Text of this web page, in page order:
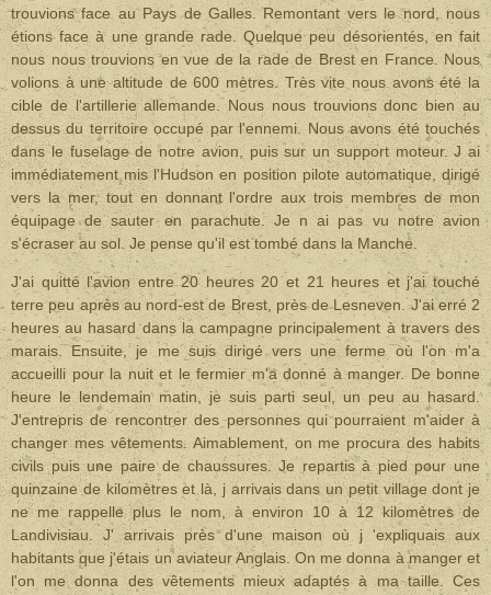
trouvions face au Pays de Galles. Remontant vers le nord, nous
étions face à une grande rade. Quelque peu désorientés, en fait
nous nous trouvions en vue de la rade de Brest en France. Nous
volions à une altitude de 600 mètres. Très vite nous avons été la
cible de l'artillerie allemande. Nous nous trouvions donc bien au
dessus du territoire occupé par l'ennemi. Nous avons été touchés
dans le fuselage de notre avion, puis sur un support moteur. J ai
immédiatement mis l'Hudson en position pilote automatique, dirigé
vers la mer, tout en donnant l'ordre aux trois membres de mon
équipage de sauter en parachute. Je n ai pas vu notre avion
s'écraser au sol. Je pense qu'il est tombé dans la Manche.
J'ai quitté l'avion entre 20 heures 20 et 21 heures et j'ai touché
terre peu après au nord-est de Brest, près de Lesneven. J'ai erré 2
heures au hasard dans la campagne principalement à travers des
marais. Ensuite, je me suis dirigé vers une ferme où l'on m'a
accueilli pour la nuit et le fermier m'a donné à manger. De bonne
heure le lendemain matin, je suis parti seul, un peu au hasard.
J'entrepris de rencontrer des personnes qui pourraient m'aider à
changer mes vêtements. Aimablement, on me procura des habits
civils puis une paire de chaussures. Je repartis à pied pour une
quinzaine de kilomètres et là, j arrivais dans un petit village dont je
ne me rappelle plus le nom, à environ 10 à 12 kilomètres de
Landivisiau. J' arrivais près d'une maison où j 'expliquais aux
habitants que j'étais un aviateur Anglais. On me donna à manger et
l'on me donna des vêtements mieux adaptés à ma taille. Ces